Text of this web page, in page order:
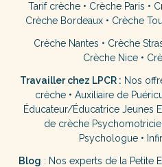
Tarif crèche • Crèche Paris •
Crèche Bordeaux• Crèche
Crèche Nantes • Crèche
Crèche Nice •
Travailler chez LPCR : Nos
crèche• Auxiliaire de
Éducateur/Éducatrice Jeunes
de crèche
Psychologue •
Blog : Nos experts de la Petite